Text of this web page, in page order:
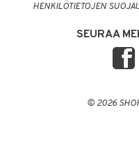
HENKILÖTIETOJEN
SEURAA
© 2026